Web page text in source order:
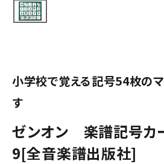
小学校で覚える記号54枚の
す
ゼンオン 楽譜記号
9[全音楽譜出版社]